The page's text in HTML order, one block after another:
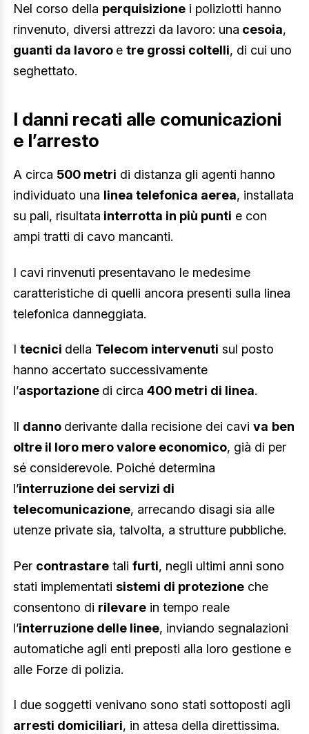
Nel corso della perquisizione i poliziotti hanno
rinvenuto, diversi attrezzi da lavoro: una cesoia,
guanti da lavoro e tre grossi coltelli, di cui uno
seghettato.
I danni recati alle comunicazioni
e l’arresto
A circa 500 metri di distanza gli agenti hanno
individuato una linea telefonica aerea, installata
su pali, risultata interrotta in più punti e con
ampi tratti di cavo mancanti.
I cavi rinvenuti presentavano le medesime
caratteristiche di quelli ancora presenti sulla linea
telefonica danneggiata.
I tecnici della Telecom intervenuti sul posto
hanno accertato successivamente
l’asportazione di circa 400 metri di linea.
Il danno derivante dalla recisione dei cavi va ben
oltre il loro mero valore economico, già di per
sé considerevole. Poiché determina
l’interruzione dei servizi di
telecomunicazione, arrecando disagi sia alle
utenze private sia, talvolta, a strutture pubbliche.
Per contrastare tali furti, negli ultimi anni sono
stati implementati sistemi di protezione che
consentono di rilevare in tempo reale
l’interruzione delle linee, inviando segnalazioni
automatiche agli enti preposti alla loro gestione e
alle Forze di polizia.
I due soggetti venivano sono stati sottoposti agli
arresti domiciliari, in attesa della direttissima.